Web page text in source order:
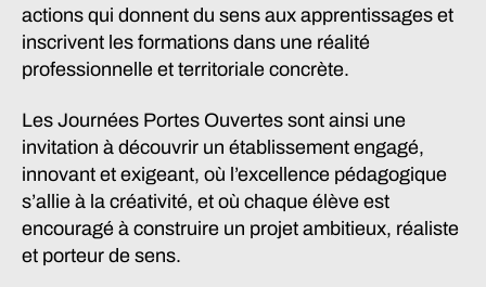
actions qui donnent du sens aux apprentissages et
inscrivent les formations dans une réalité
professionnelle et territoriale concrète.
Les Journées Portes Ouvertes sont ainsi une
invitation à découvrir un établissement engagé,
innovant et exigeant, où l’excellence pédagogique
s’allie à la créativité, et où chaque élève est
encouragé à construire un projet ambitieux, réaliste
et porteur de sens.